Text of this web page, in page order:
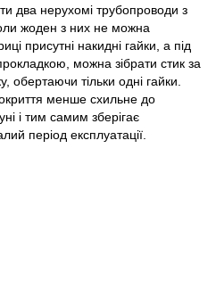
два нерухомі трубопроводи з
жоден з них не можна
присутні накидні гайки, а під
можна зібрати стик за
обертаючи тільки одні гайки.
менше схильне до
і тим самим зберігає
період експлуатації.